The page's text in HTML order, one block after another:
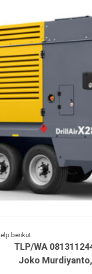
berikut.
WA
Murdiyanto,